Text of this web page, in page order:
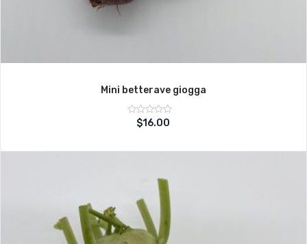
Mini betterave giogga
Note
sur
$16.00